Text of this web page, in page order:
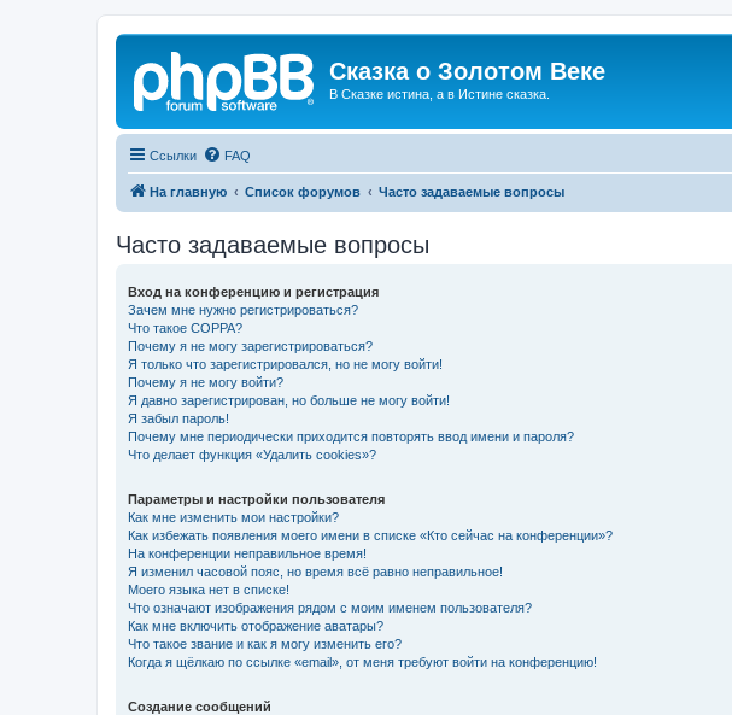
Сказка о Золотом Веке
В Сказке истина, а в Истине сказка.
Ссылки FAQ
На главную Список форумов Часто задаваемые вопросы
Часто задаваемые вопросы
Вход на конференцию и регистрация
Зачем мне нужно регистрироваться?
Что такое COPPA?
Почему я не могу зарегистрироваться?
Я только что зарегистрировался, но не могу войти!
Почему я не могу войти?
Я давно зарегистрирован, но больше не могу войти!
Я забыл пароль!
Почему мне периодически приходится повторять ввод имени и пароля?
Что делает функция «Удалить cookies»?
Параметры и настройки пользователя
Как мне изменить мои настройки?
Как избежать появления моего имени в списке «Кто сейчас на конференции»?
На конференции неправильное время!
Я изменил часовой пояс, но время всё равно неправильное!
Моего языка нет в списке!
Что означают изображения рядом с моим именем пользователя?
Как мне включить отображение аватары?
Что такое звание и как я могу изменить его?
Когда я щёлкаю по ссылке «email», от меня требуют войти на конференцию!
Создание сообщений